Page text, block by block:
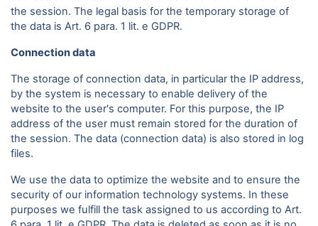
the session. The legal basis for the temporary storage of
the data is Art. 6 para. 1 lit. e GDPR.
Connection data
The storage of connection data, in particular the IP address,
by the system is necessary to enable delivery of the
website to the user's computer. For this purpose, the IP
address of the user must remain stored for the duration of
the session. The data (connection data) is also stored in log
files.
We use the data to optimize the website and to ensure the
security of our information technology systems. In these
purposes we fulfill the task assigned to us according to Art.